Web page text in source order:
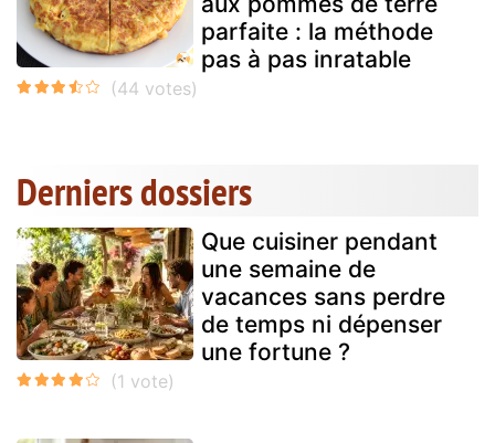
parfaite : la méthode
pas à pas inratable
Derniers dossiers
Que cuisiner pendant
une semaine de
vacances sans perdre
de temps ni dépenser
une fortune ?